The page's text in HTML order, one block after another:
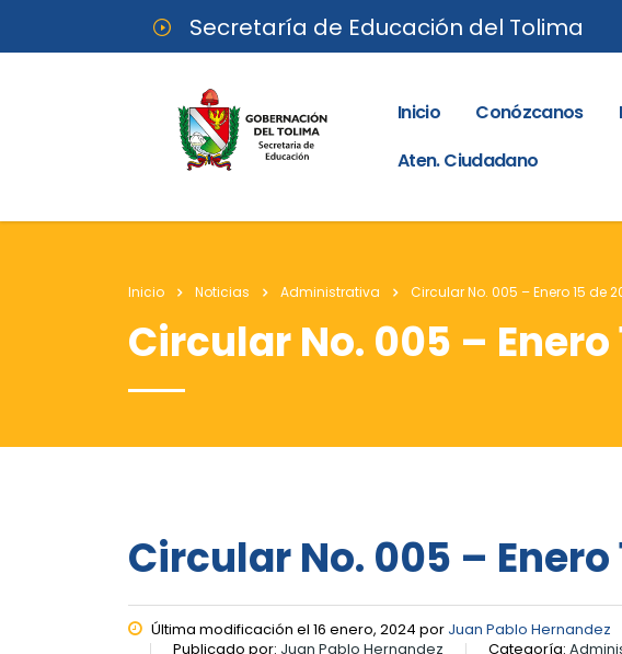
Secretaría de Educación del Tolima
Inicio Conózcanos
Aten. Ciudadano
Inicio Noticias Administrativa Circular No. 005 – Enero 15 de
Circular No. 005 – Enero
Circular No. 005 – Enero
Última modificación el 16 enero, 2024 por Juan Pablo Hernandez
Publicado por: Juan Pablo Hernandez Categoría: